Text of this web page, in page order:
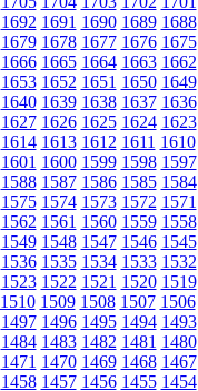
1692 1691 1690 1689 1688
1679 1678 1677 1676 1675
1666 1665 1664 1663 1662
1653 1652 1651 1650 1649
1640 1639 1638 1637 1636
1627 1626 1625 1624 1623
1614 1613 1612 1611 1610
1601 1600 1599 1598 1597
1588 1587 1586 1585 1584
1575 1574 1573 1572 1571
1562 1561 1560 1559 1558
1549 1548 1547 1546 1545
1536 1535 1534 1533 1532
1523 1522 1521 1520 1519
1510 1509 1508 1507 1506
1497 1496 1495 1494 1493
1484 1483 1482 1481 1480
1471 1470 1469 1468 1467
1458 1457 1456 1455 1454